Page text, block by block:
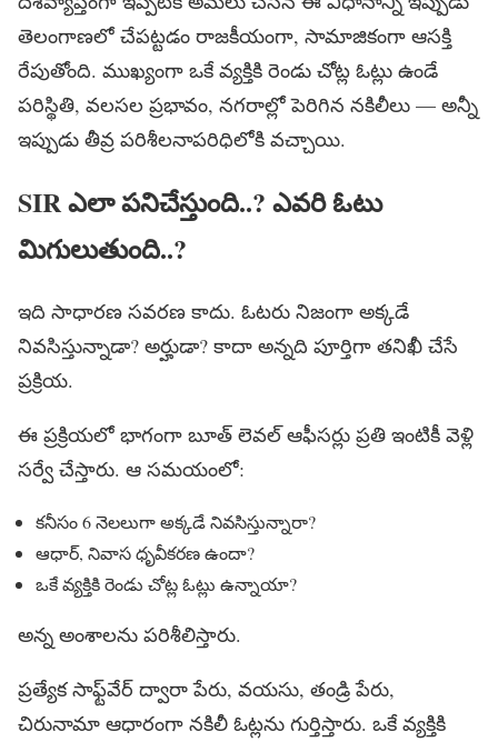
తెలంగాణలో చేపట్టడం రాజకీయంగా, సామాజికంగా ఆసక్తి
రేపుతోంది. ముఖ్యంగా ఒకే వ్యక్తికి రెండు చోట్ల ఓట్లు ఉండే
పరిస్థితి, వలసల ప్రభావం, నగరాల్లో పెరిగిన నకిలీలు — అన్నీ
ఇప్పుడు తీవ్ర పరిశీలనాపరిధిలోకి వచ్చాయి.
SIRఎలాపనిచేస్తుంది..? ఎవరి ఓటు
మిగులుతుంది..?
ఇది సాధారణ సవరణ కాదు. ఓటరు నిజంగా అక్కడే
నివసిస్తున్నాడా? అర్హుడా? కాదా అన్నది పూర్తిగా తనిఖీ చేసే
ప్రక్రియ.
ఈ ప్రక్రియలో భాగంగా బూత్ లెవల్ ఆఫీసర్లు ప్రతి ఇంటికీ వెళ్లి
సర్వే చేస్తారు. ఆ సమయంలో:
కనీసం 6 నెలలుగా అక్కడే నివసిస్తున్నారా?
ఆధార్, నివాస ధృవీకరణ ఉందా?
ఒకే వ్యక్తికి రెండు చోట్ల ఓట్లు ఉన్నాయా?
అన్న అంశాలను పరిశీలిస్తారు.
ప్రత్యేక సాఫ్ట్‌వేర్ ద్వారా పేరు, వయసు, తండ్రి పేరు,
చిరునామా ఆధారంగా నకిలీ ఓట్లను గుర్తిస్తారు. ఒకే వ్యక్తికి